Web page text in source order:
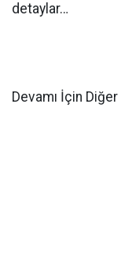
detaylar…
Devamı İçin